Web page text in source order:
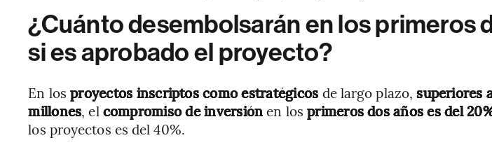
¿Cuánto desembolsarán en los primeros
si es aprobado el proyecto?
En los proyectos inscriptos como estratégicos de largo plazo, superiores
millones, el compromiso de inversiónen losprimeros dos años es del
los proyectos es del 40%.